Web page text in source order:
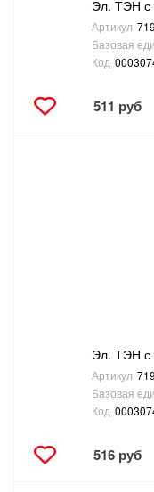
Эл. ТЭН с
Артикул
Базовая
Код
511 руб
Эл. ТЭН с
Артикул
Базовая
Код
516 руб